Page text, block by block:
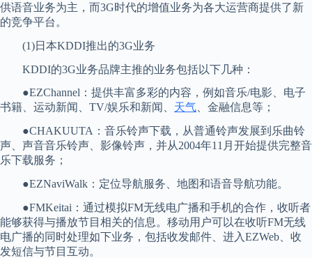
供语音业务为主，而3G时代的增值业务为各大运营商提供了新
的竞争平台。
(1)日本KDDI推出的3G业务
KDDI的3G业务品牌主推的业务包括以下几种：
●EZChannel：提供丰富多彩的内容，例如音乐/电影、电子
书籍、运动新闻、TV/娱乐和新闻、 天气、金融信息等；
●CHAKUUTA：音乐铃声下载，从普通铃声发展到乐曲铃
声、声音音乐铃声、影像铃声，并从2004年11月开始提供完整音
乐下载服务；
●EZNaviWalk：定位导航服务、地图和语音导航功能。
●FMKeitai：通过模拟FM无线电广播和手机的合作，收听者
能够获得与播放节目相关的信息。移动用户可以在收听FM无线
电广播的同时处理如下业务，包括收发邮件、进入EZWeb、收
发短信与节目互动。